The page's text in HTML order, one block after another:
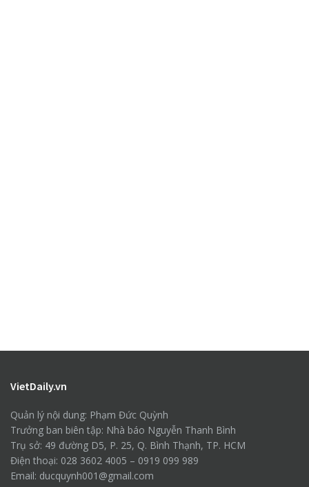
VietDaily.vn
Quản lý nội dung: Phạm Đức Quỳnh
Trưởng ban biên tập: Nhà báo Nguyễn Thanh Bình
Trụ sở: 49 đường D5, P. 25, Q. Bình Thạnh, TP. HCM
Điện thoại: 028 3602 4005 – 0919 099 989
Email: ducquynh001@gmail.com